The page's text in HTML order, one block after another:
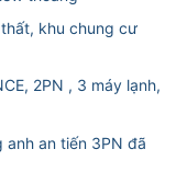
khu chung cư
2PN , 3 máy lạnh,
anh an tiến 3PN đã